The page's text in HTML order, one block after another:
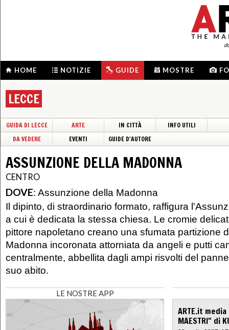
HOME NOTIZIE GUIDE MOSTRE
LECCE
GUIDA DI LECCE ARTE IN CITTÀ
INFO UTILI
DA VEDERE
EVENTI GUIDE D'AUTORE
ASSUNZIONE DELLA MADONNA
CENTRO
DOVE: Assunzione della Madonna
Il dipinto, di straordinario formato, raffigura
a cui è dedicata la stessa chiesa. Le cromie
pittore napoletano creano una sfumata partizione
Madonna incoronata attorniata da angeli e putti
centralmente, abbellita dagli ampi risvolti del
suo abito.
LE NOSTRE APP
ARTE.it
MAESTRI" di